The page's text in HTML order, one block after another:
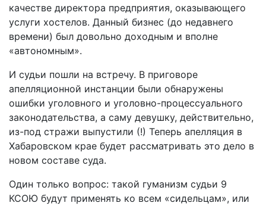
качестве директора предприятия, оказывающего
услуги хостелов. Данный бизнес (до недавнего
времени) был довольно доходным и вполне
«автономным».
И судьи пошли на встречу. В приговоре
апелляционной инстанции были обнаружены
ошибки уголовного и уголовно-процессуального
законодательства, а саму девушку, действительно,
из-под стражи выпустили (!) Теперь апелляция в
Хабаровском крае будет рассматривать это дело в
новом составе суда.
Один только вопрос: такой гуманизм судьи 9
КСОЮ будут применять ко всем «сидельцам», или